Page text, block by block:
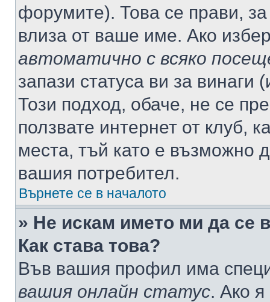
форумите). Това се прави,
влиза от ваше име. Ако
автоматично с всяко
запази статуса ви за винаги
Този подход, обаче, не се
ползвате интернет от клуб,
места, тъй като е възможно
вашия потребител.
Върнете се в началото
» Не искам името ми да се
Как става това?
Във вашия профил има
вашия онлайн статус. Ако